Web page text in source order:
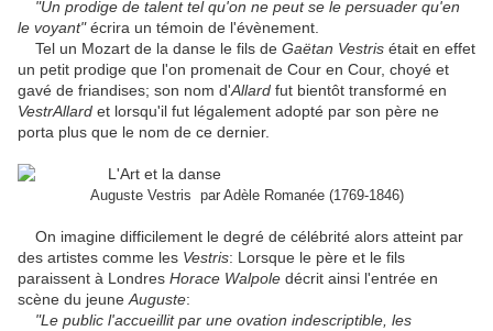
"Un prodige de talent tel qu'on ne peut se le persuader qu'en
le voyant"écrira un témoin de l'évènement.
Tel un Mozart de la danse le fils de Gaëtan Vestris était en effet
un petit prodige que l'on promenait de Cour en Cour, choyé et
gavé de friandises; son nom d'Allard fut bientôt transformé en
VestrAllard et lorsqu'il fut légalement adopté par son père ne
porta plus que le nom de ce dernier.
Auguste Vestris par Adèle Romanée (1769-1846)
On imagine difficilement le degré de célébrité alors atteint par
des artistes comme les Vestris: Lorsque le père et le fils
paraissent à Londres Horace Walpole décrit ainsi l'entrée en
scène du jeune Auguste:
"Le public l'accueillit par une ovation indescriptible, les